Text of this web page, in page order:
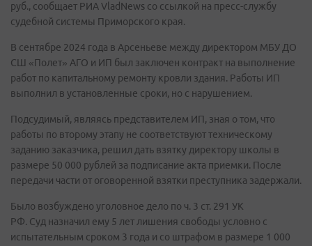
руб., сообщает РИА VladNews со ссылкой на пресс-службу
судебной системы Приморского края.
В сентябре 2024 года в Арсеньеве между директором МБУ ДО
СШ «Полет» АГО и ИП был заключен контракт на выполнение
работ по капитальному ремонту кровли здания. Работы ИП
выполнил в установленные сроки, но с нарушением.
Подсудимый, являясь представителем ИП, зная о том, что
работы по второму этапу не соответствуют техническому
заданию заказчика, решил дать взятку директору школы в
размере 50 000 рублей за подписание акта приемки. После
передачи части от оговоренной взятки преступника задержали.
Было возбуждено уголовное дело по ч. 3 ст. 291 УК
РФ. Суд назначил ему 5 лет лишения свободы условно с
испытательным сроком 3 года и со штрафом в размере 1 000